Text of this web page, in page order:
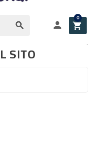
  
0
SITO